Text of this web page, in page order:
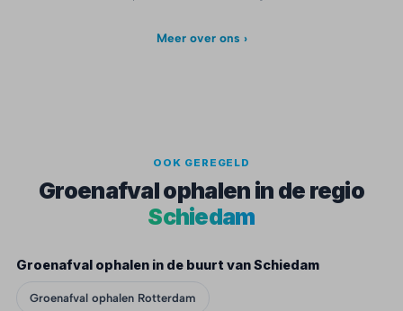
Meer over ons ›
OOK GEREGELD
Groenafval ophalen in de regio
Schiedam
Groenafval ophalen in de buurt van Schiedam
Groenafval ophalen Rotterdam